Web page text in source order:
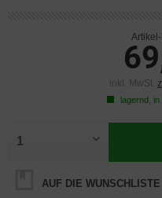
inkl. MwSt.
lagernd,
AUF DIE WUNSCHLISTE